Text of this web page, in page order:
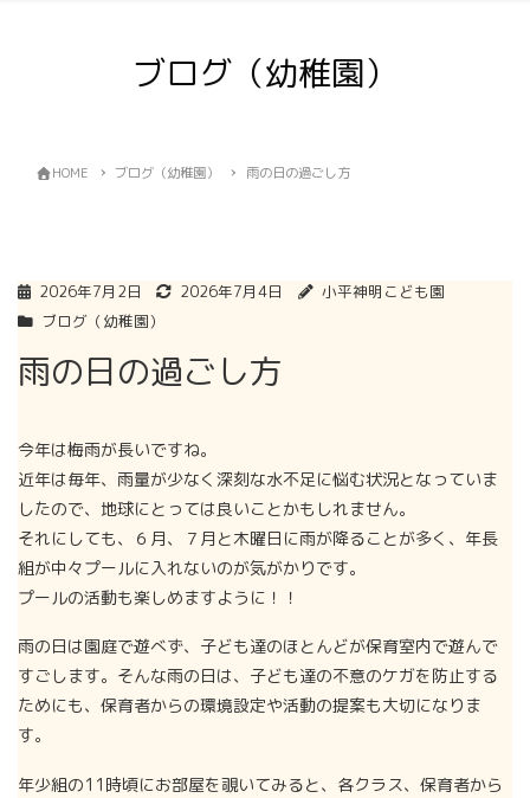
ブログ（幼稚園）
HOME ブログ（幼稚園） 雨の日の過ごし方
2026年7月2日 2026年7月4日
小平神明こども園
ブログ（幼稚園）
雨の日の過ごし方
今年は梅雨が長いですね。
近年は毎年、雨量が少なく深刻な水不足に悩む状況となっていま
したので、地球にとっては良いことかもしれません。
それにしても、６月、７月と木曜日に雨が降ることが多く、年長
組が中々プールに入れないのが気がかりです。
プールの活動も楽しめますように！！
雨の日は園庭で遊べず、子ども達のほとんどが保育室内で遊んで
すごします。そんな雨の日は、子ども達の不意のケガを防止する
ためにも、保育者からの環境設定や活動の提案も大切になりま
す。
年少組の11時頃にお部屋を覗いてみると、各クラス、保育者から